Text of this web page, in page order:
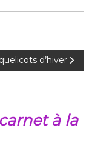
d’hiver
à la